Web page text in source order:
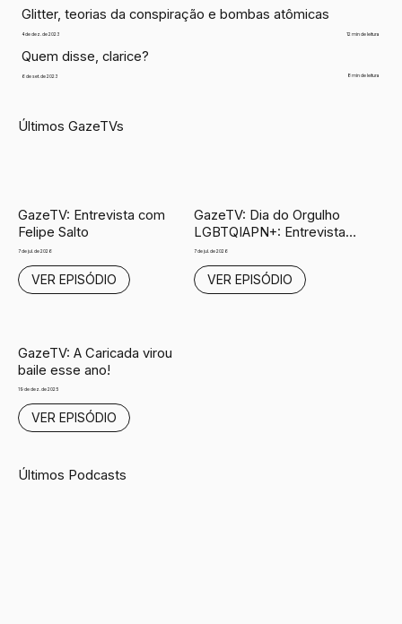
Glitter, teorias da conspiração e bombas atômicas
4 de dez. de 2023 12 min de leitura
Quem disse, clarice?
6 de set. de 2023 8 min de leitura
​Últimos GazeTVs
GazeTV: Entrevista com
Felipe Salto
7 de jul. de 2026
VER EPISÓDIO
GazeTV: Dia do Orgulho
LGBTQIAPN+: Entrevista
com Luciana Ramos
7 de jul. de 2026
VER EPISÓDIO
GazeTV: A Caricada virou
baile esse ano!
19 de dez. de 2025
VER EPISÓDIO
​Últimos Podcasts